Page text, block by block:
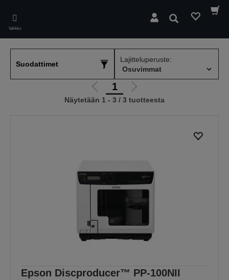
main
content
Valikko
Hae
Suodattimet
Lajitteluperuste:
Siirry
edelliselle
1
Siirry
seuraavalle
Näytetään 1 - 3 / 3 tuotteesta
Epson Discproducer™ PP-100NII